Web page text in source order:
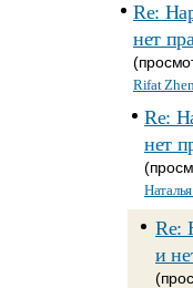
Re:
нет
Rifat
Re:
нет
Re:
и